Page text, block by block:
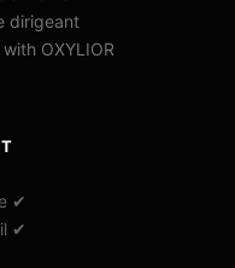
dirigeant
OXYLIOR
✔
✔